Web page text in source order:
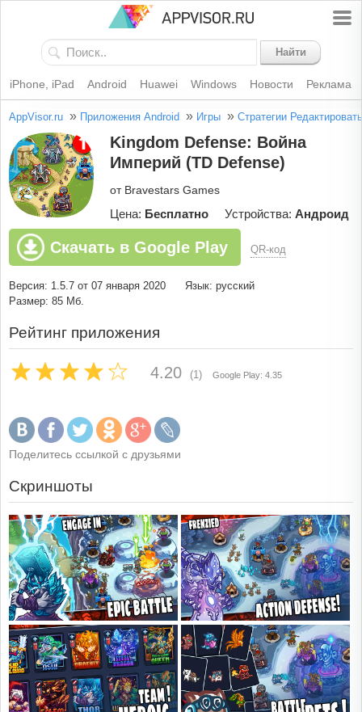
Найти
iPhone, iPad Android Huawei Windows Новости Реклама
AppVisor.ru » Приложения Android » Игры » Стратегии Редактировать
Kingdom Defense: Война
Империй (TD Defense)
от Bravestars Games
Цена: Бесплатно Устройства: Андроид
Скачать в Google Play QR-код
Версия: 1.5.7 от 07 января 2020
Язык: русский
Размер: 85 Мб.
Рейтинг приложения
4.20 (1) Google Play: 4.35
Поделитесь ссылкой с друзьями
Скриншоты